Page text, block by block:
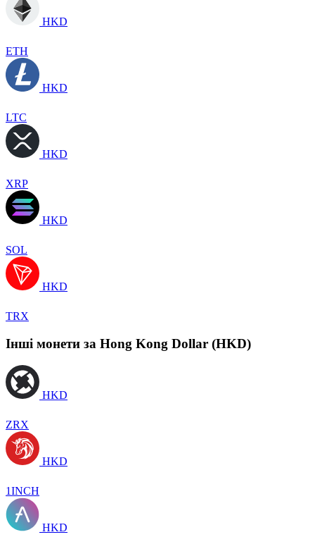
HKD
ETH
HKD
LTC
HKD
XRP
HKD
SOL
HKD
TRX
Інші монети за Hong Kong Dollar (HKD)
HKD
ZRX
HKD
1INCH
HKD